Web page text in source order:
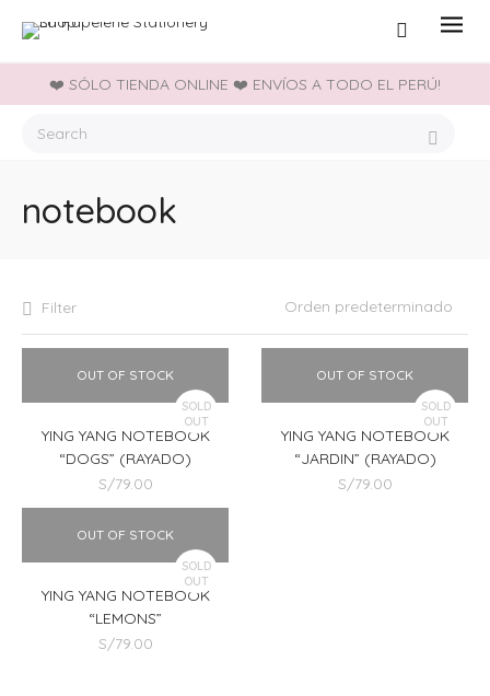
❤️ SÓLO TIENDA ONLINE ❤️ ENVÍOS A TODO EL PERÚ!
notebook
Filter
SOLD
OUT
OUT OF STOCK
YING YANG NOTEBOOK
“DOGS” (RAYADO)
S/79.00
SOLD
OUT
OUT OF STOCK
YING YANG NOTEBOOK
“JARDIN” (RAYADO)
S/79.00
SOLD
OUT
OUT OF STOCK
YING YANG NOTEBOOK
“LEMONS”
S/79.00